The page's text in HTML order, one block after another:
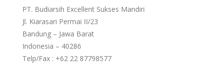
PT. Budiarsih Excellent Sukses Mandiri
Jl. Kiarasari Permai II/23
Bandung – Jawa Barat
Indonesia – 40286
Telp/Fax : +62 22 87798577